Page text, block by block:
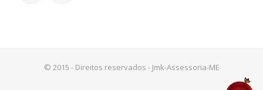
© 2015 - Direitos reservados - Jmk-Assessoria-ME